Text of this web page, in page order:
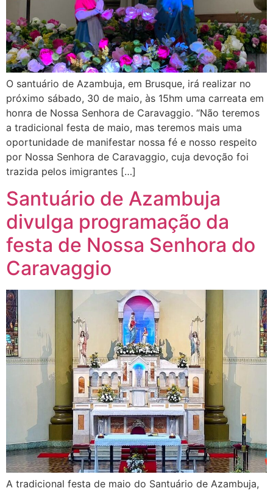
O santuário de Azambuja, em Brusque, irá realizar no
próximo sábado, 30 de maio, às 15hm uma carreata em
honra de Nossa Senhora de Caravaggio. “Não teremos
a tradicional festa de maio, mas teremos mais uma
oportunidade de manifestar nossa fé e nosso respeito
por Nossa Senhora de Caravaggio, cuja devoção foi
trazida pelos imigrantes […]
Santuário de Azambuja
divulga programação da
festa de Nossa Senhora do
Caravaggio
A tradicional festa de maio do Santuário de Azambuja,